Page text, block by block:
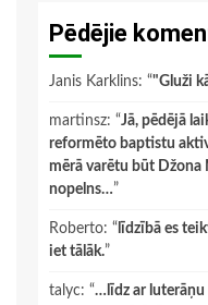
Pēdējie
Janis Karklins: “"Gluži
martinsz: “Jā, pēdējā
reformēto baptistu
mērā varētu būt Džona
nopelns…”
Roberto: “ līdzībā es
iet tālāk.”
talyc: “…līdz ar luterāņu